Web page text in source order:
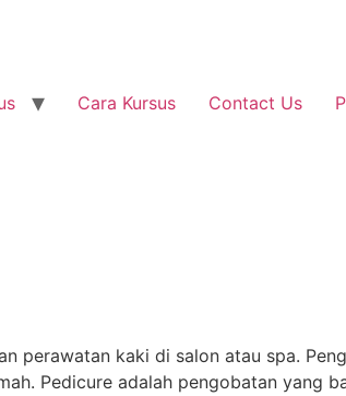
Cara Kursus Contact Us
perawatan kaki di salon atau spa.
Pedicure adalah pengobatan yang